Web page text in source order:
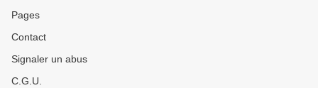
Pages
Contact
Signaler un abus
C.G.U.